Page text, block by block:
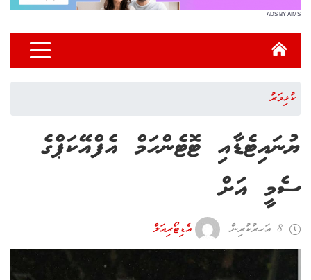
ADS BY AIMS
ކުޅިވަރު
ޔުނައިޓެޑާއި ޓޮޓެންހަމް އެފްއޭކަޕްގެ
ސެމީ އަށް
8 އަހރު ކުރިން އެޑިޓޯރިއަލް